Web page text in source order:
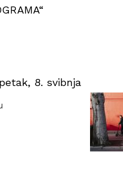
8. svibnja